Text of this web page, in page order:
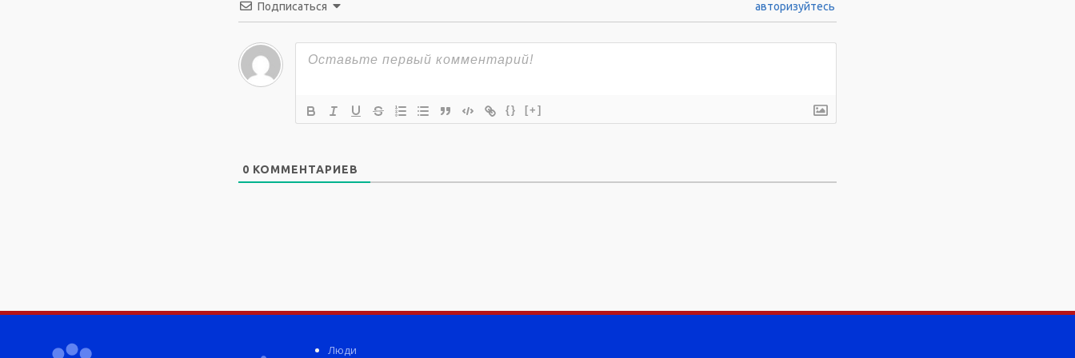
Подписаться авторизуйтесь
{} [+]
0 КОММЕНТАРИЕВ
Люди